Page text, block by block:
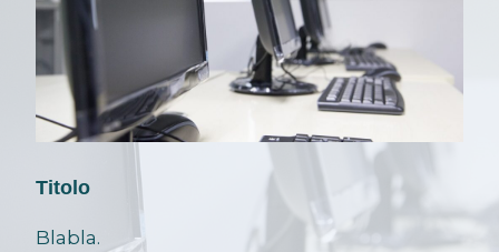
Titolo
Blabla.